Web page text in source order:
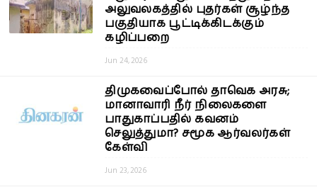
அலுவலகத்தில் புதர்கள் சூழ்ந்த
பகுதியாக பூட்டிக்கிடக்கும்
கழிப்பறை
Jun 24, 2026
திமுகவைப்போல் தாவெக அரசு;
மானாவாரி நீர் நிலைகளை
பாதுகாப்பதில் கவனம்
செலுத்துமா? சமூக ஆர்வலர்கள்
கேள்வி
Jun 23, 2026